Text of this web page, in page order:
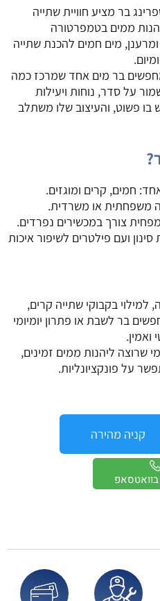
בר מציע חוויית שתייה
ממים בטמפרטורה
מים חמים להכנת שתייה
בר מים אחד שמרכז כמה
על סדר, נוחות ויעילות
פשוט, והעיצוב שלו משתלב
חמים, קרים ומוגזים.
משפחתית או משרדית.
צורך במכשירים נפרדים.
ועם פילטרים לשיפור איכות
בקבוקי שתייה קרים,
בר לשבת או פתרון יומיומי
ואמין.
שרוצה ליהנות ממים זמינים,
על פונקציונליות.
קניה מהירה